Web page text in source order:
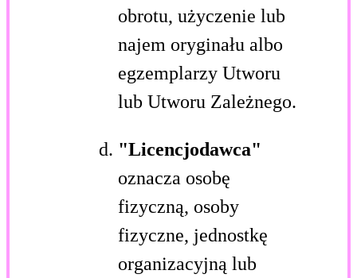
obrotu, użyczenie lub
najem oryginału albo
egzemplarzy Utworu
lub Utworu Zależnego.
"Licencjodawca"
oznacza osobę
fizyczną, osoby
fizyczne, jednostkę
organizacyjną lub